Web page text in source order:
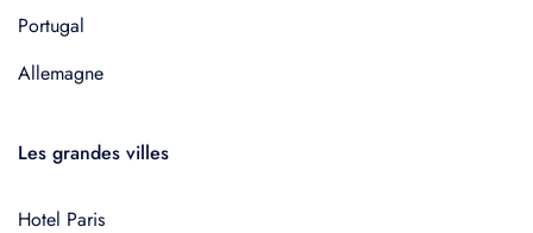
Portugal
Allemagne
Les grandes villes
Hotel Paris